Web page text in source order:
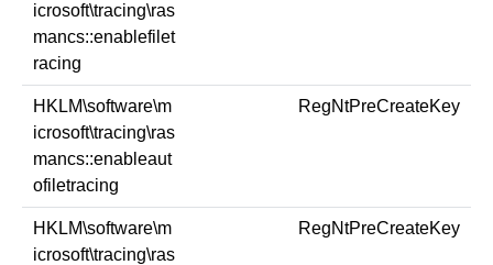
icrosoft\tracing\ras
mancs::enablefilet
racing
HKLM\software\m
icrosoft\tracing\ras
mancs::enableaut
ofiletracing
RegNtPreCreateKey
HKLM\software\m
icrosoft\tracing\ras
RegNtPreCreateKey